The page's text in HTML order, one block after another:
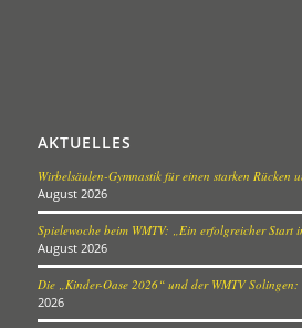
AKTUELLES
Wirbelsäulen-Gymnastik für einen starken Rücken
August 2026
Spielewoche beim WMTV: „Ein erfolgreicher Start
August 2026
Die „Kinder-Oase 2026“ und der WMTV
2026